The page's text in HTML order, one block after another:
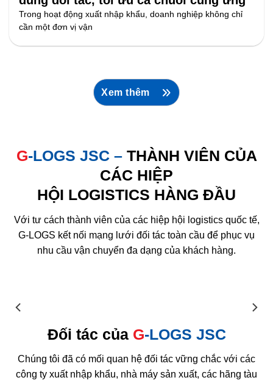
Trong hoạt động xuất nhập khẩu, doanh nghiệp không chỉ
cần một đơn vị vận
Xem thêm
G-LOGS JSC–THÀNH VIÊN CỦA
CÁC HIỆP
HỘI LOGISTICS HÀNG ĐẦU
Với tư cách thành viên của các hiệp hội logistics quốc tế,
G-LOGS kết nối mạng lưới đối tác toàn cầu để phục vụ
nhu cầu vận chuyển đa dạng của khách hàng.
Đối tác của G-LOGS JSC
Chúng tôi đã có mối quan hệ đối tác vững chắc với các
công ty xuất nhập khẩu, nhà máy sản xuất, các hãng tàu